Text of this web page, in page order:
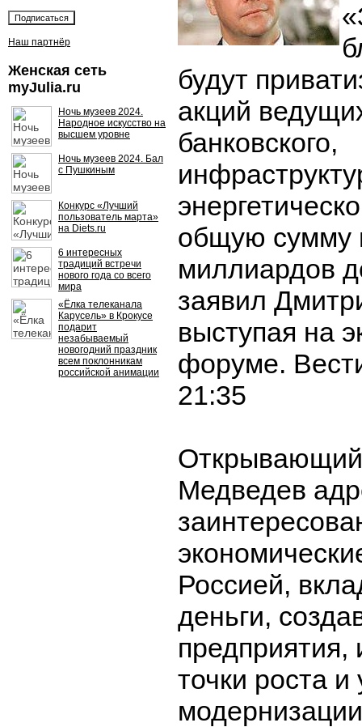
Наш партнёр
Женская сеть
myJulia.ru
Ночь музеев 2024.
Народное искусство на
высшем уровне
Ночь музеев 2024. Бал
с Пушкиным
Конкурс «Лучший
пользователь марта»
на Diets.ru
6 интересных
традиций встречи
нового года со всего
мира
«Ёлка телеканала
Карусель» в Крокусе
подарит
незабываемый
новогодний праздник
всем поклонникам
российской анимации
будут
акций
банковского,
общую сумму
миллиардов
заявил
выступая на
форуме.
21:35
Медведев
Россией,
деньги,
предприятия,
точки роста и